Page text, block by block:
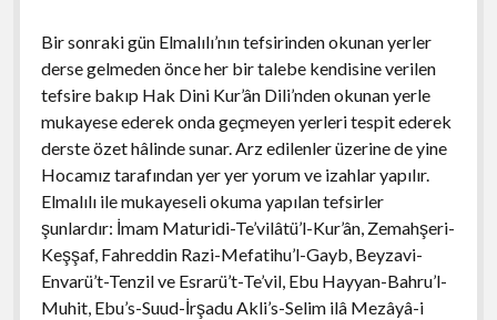
Bir sonraki gün Elmalılı’nın tefsirinden okunan yerler
derse gelmeden önce her bir talebe kendisine verilen
tefsire bakıp Hak Dini Kur’ân Dili’nden okunan yerle
mukayese ederek onda geçmeyen yerleri tespit ederek
derste özet hâlinde sunar. Arz edilenler üzerine de yine
Hocamız tarafından yer yer yorum ve izahlar yapılır.
Elmalılı ile mukayeseli okuma yapılan tefsirler
şunlardır: İmam Maturidi-Te’vilâtü’l-Kur’ân, Zemahşeri-
Keşşaf, Fahreddin Razi-Mefatihu’l-Gayb, Beyzavi-
Envarü’t-Tenzil ve Esrarü’t-Te’vil, Ebu Hayyan-Bahru’l-
Muhit, Ebu’s-Suud-İrşadu Akli’s-Selim ilâ Mezâyâ-i